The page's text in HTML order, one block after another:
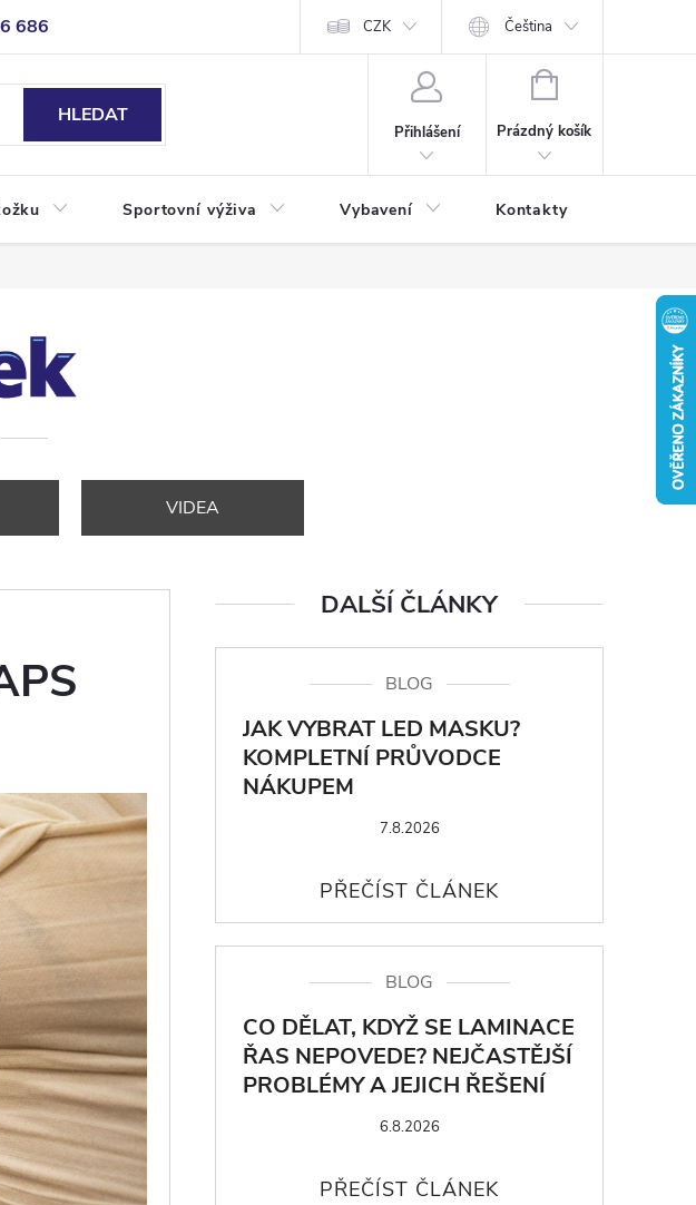
686 CZK Čeština
HLEDAT
Přihlášení
NÁKUPNÍ
Prázdný košík
Sportovní výživa Vybavení Kontakty
VIDEA
DALŠÍ ČLÁNKY
BLOG
JAK VYBRAT LED MASKU?
KOMPLETNÍ PRŮVODCE
NÁKUPEM
7.8.2026
BLOG
CO DĚLAT, KDYŽ SE LAMINACE
ŘAS NEPOVEDE? NEJČASTĚJŠÍ
PROBLÉMY A JEJICH ŘEŠENÍ
6.8.2026